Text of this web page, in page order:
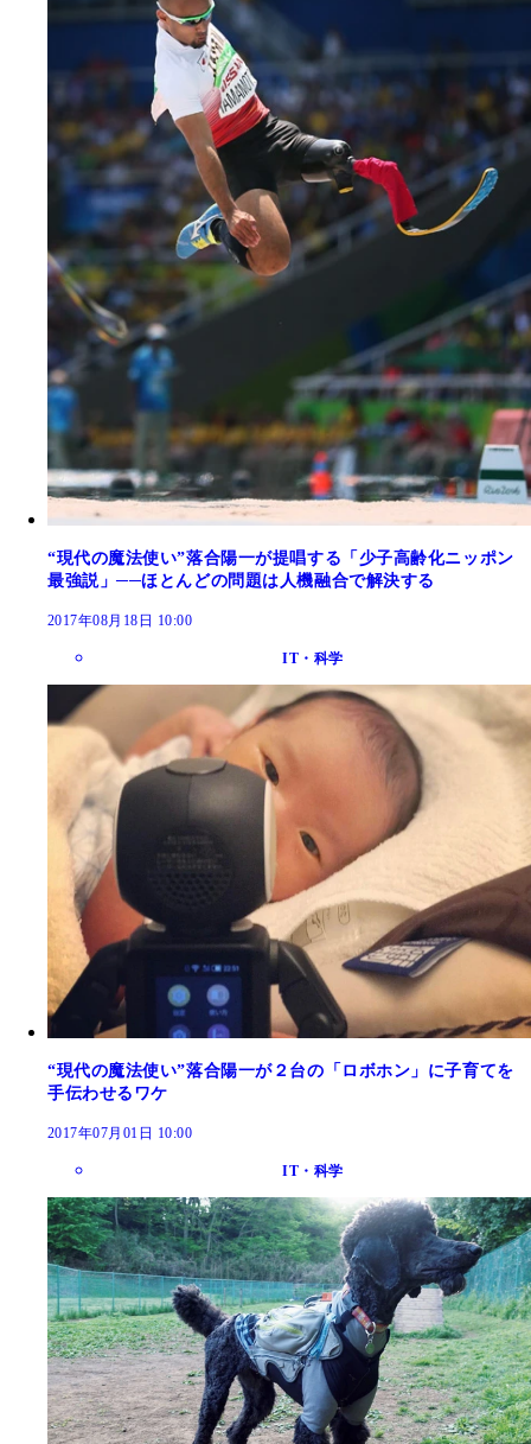
“現代の魔法使い”落合陽一が提唱する「少子高齢化ニッポン
最強説」──ほとんどの問題は人機融合で解決する
2017年08月18日 10:00
IT・科学
“現代の魔法使い”落合陽一が２台の「ロボホン」に子育てを
手伝わせるワケ
2017年07月01日 10:00
IT・科学